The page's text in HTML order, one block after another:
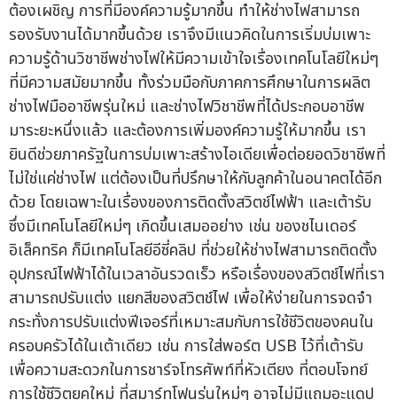
ต้องเผชิญ การที่มีองค์ความรู้มากขึ้น ทำให้ช่างไฟสามารถ
รองรับงานได้มากขึ้นด้วย เราจึงมีแนวคิดในการเริ่มบ่มเพาะ
ความรู้ด้านวิชาชีพช่างไฟให้มีความเข้าใจเรื่องเทคโนโลยีใหม่ๆ
ที่มีความสมัยมากขึ้น ทั้งร่วมมือกับภาคการศึกษาในการผลิต
ช่างไฟมืออาชีพรุ่นใหม่ และช่างไฟวิชาชีพที่ได้ประกอบอาชีพ
มาระยะหนึ่งแล้ว และต้องการเพิ่มองค์ความรู้ให้มากขึ้น เรา
ยินดีช่วยภาครัฐในการบ่มเพาะสร้างไอเดียเพื่อต่อยอดวิชาชีพที่
ไม่ใช่แค่ช่างไฟ แต่ต้องเป็นที่ปรึกษาให้กับลูกค้าในอนาคตได้อีก
ด้วย โดยเฉพาะในเรื่องของการติดตั้งสวิตช์ไฟฟ้า และเต้ารับ
ซึ่งมีเทคโนโลยีใหม่ๆ เกิดขึ้นเสมออย่าง เช่น ของชไนเดอร์
อิเล็คทริค ก็มีเทคโนโลยีอีซี่คลิป ที่ช่วยให้ช่างไฟสามารถติดตั้ง
อุปกรณ์ไฟฟ้าได้ในเวลาอันรวดเร็ว หรือเรื่องของสวิตช์ไฟที่เรา
สามารถปรับแต่ง แยกสีของสวิตช์ไฟ เพื่อให้ง่ายในการจดจำ
กระทั่งการปรับแต่งฟีเจอร์ที่เหมาะสมกับการใช้ชีวิตของคนใน
ครอบครัวได้ในเต้าเดียว เช่น การใส่พอร์ต USB ไว้ที่เต้ารับ
เพื่อความสะดวกในการชาร์จโทรศัพท์ที่หัวเตียง ที่ตอบโจทย์
การใช้ชีวิตยุคใหม่ ที่สมาร์ทโฟนรุ่นใหม่ๆ อาจไม่มีแถมอะแดป